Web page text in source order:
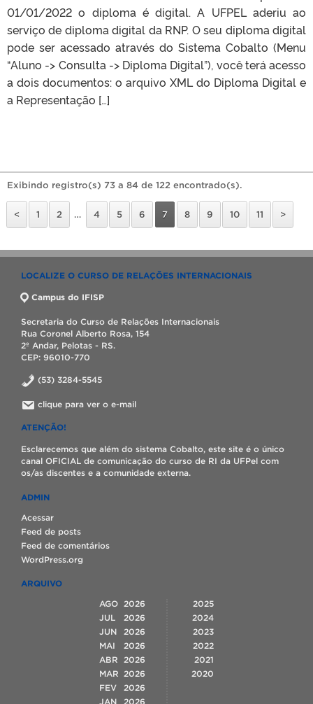
01/01/2022 o diploma é digital. A UFPEL aderiu ao
serviço de diploma digital da RNP. O seu diploma digital
pode ser acessado através do Sistema Cobalto (Menu
“Aluno -> Consulta -> Diploma Digital”), você terá acesso
a dois documentos: o arquivo XML do Diploma Digital e
a Representação […]
Exibindo registro(s) 73 a 84 de 122 encontrado(s).
< 1 2 … 4 5 6 7 8 9 10 11 >
LOCALIZE O CURSO DE RELAÇÕES INTERNACIONAIS
Campus do IFISP
Secretaria do Curso de Relações Internacionais
Rua Coronel Alberto Rosa, 154
2º Andar, Pelotas - RS.
CEP: 96010-770
(53) 3284-5545
clique para ver o e-mail
ATENÇÃO!
Esclarecemos que além do sistema Cobalto, este site é o único
canal OFICIAL de comunicação do curso de RI da UFPel com
os/as discentes e a comunidade externa.
ADMIN
Acessar
Feed de posts
Feed de comentários
WordPress.org
ARQUIVO
AGO
2026
JUL
2026
JUN
2026
MAI
2026
ABR
2026
MAR
2026
FEV
2026
JAN
2026
2025
2024
2023
2022
2021
2020